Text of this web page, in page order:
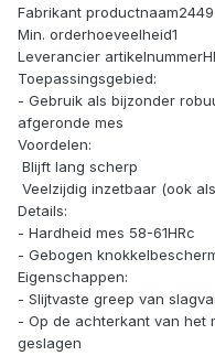
Fabrikant productnaam2449
Min. orderhoeveelheid1
Leverancier
Toepassingsgebied:
- Gebruik als bijzonder
afgeronde mes
Voordelen:
Blijft lang scherp
Veelzijdig inzetbaar (ook
Details:
- Hardheid mes 58-61HRc
- Gebogen
Eigenschappen:
- Slijtvaste greep van
- Op de achterkant van het
geslagen